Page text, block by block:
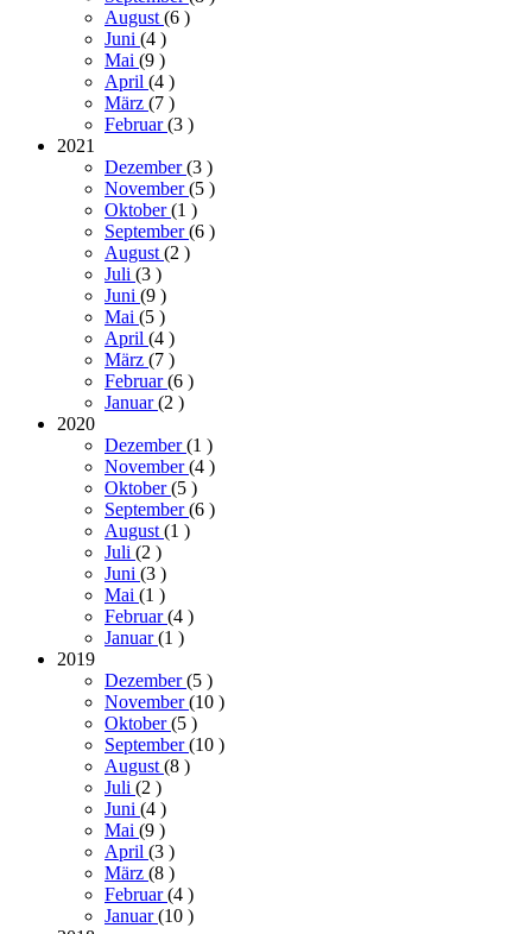
August(6 )
Juni (4 )
Mai (9 )
April (4 )
März (7 )
Februar(3 )
2021
Dezember(3 )
November(5 )
Oktober(1 )
September(6 )
August(2 )
Juli (3 )
Juni (9 )
Mai (5 )
April (4 )
März (7 )
Februar(6 )
Januar(2 )
2020
Dezember(1 )
November(4 )
Oktober(5 )
September(6 )
August(1 )
Juli (2 )
Juni (3 )
Mai (1 )
Februar(4 )
Januar(1 )
2019
Dezember(5 )
November(10 )
Oktober(5 )
September(10 )
August(8 )
Juli (2 )
Juni (4 )
Mai (9 )
April (3 )
März (8 )
Februar(4 )
Januar(10 )